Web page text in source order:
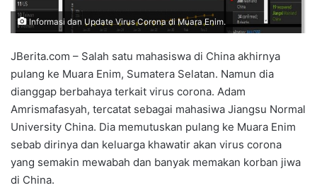
Informasi dan Update Virus Corona di Muara Enim.
JBerita.com – Salah satu mahasiswa di China akhirnya
pulang ke Muara Enim, Sumatera Selatan. Namun dia
dianggap berbahaya terkait virus corona. Adam
Amrismafasyah, tercatat sebagai mahasiwa Jiangsu Normal
University China. Dia memutuskan pulang ke Muara Enim
sebab dirinya dan keluarga khawatir akan virus corona
yang semakin mewabah dan banyak memakan korban jiwa
di China.